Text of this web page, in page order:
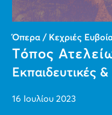
Όπερα / Κεχριές
Τόπος
Εκπαιδευτικές
16 Ιουλίου 2023